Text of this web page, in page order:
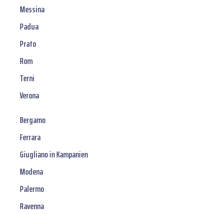
Messina
Padua
Prato
Rom
Terni
Verona
Bergamo
Ferrara
Giugliano in Kampanien
Modena
Palermo
Ravenna